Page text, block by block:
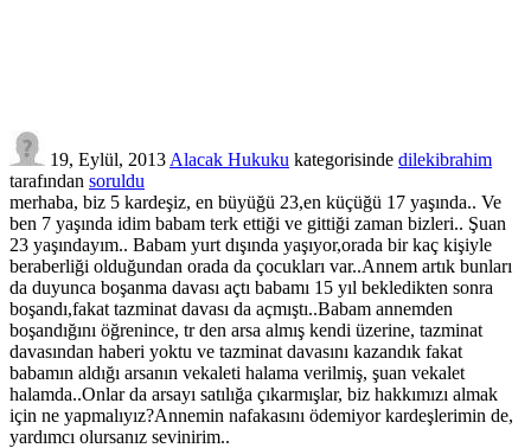
19, Eylül, 2013 Alacak Hukuku kategorisinde dilekibrahim
tarafından soruldu
merhaba, biz 5 kardeşiz, en büyüğü 23,en küçüğü 17 yaşında.. Ve
ben 7 yaşında idim babam terk ettiği ve gittiği zaman bizleri.. Şuan
23 yaşındayım.. Babam yurt dışında yaşıyor,orada bir kaç kişiyle
beraberliği olduğundan orada da çocukları var..Annem artık bunları
da duyunca boşanma davası açtı babamı 15 yıl bekledikten sonra
boşandı,fakat tazminat davası da açmıştı..Babam annemden
boşandığını öğrenince, tr den arsa almış kendi üzerine, tazminat
davasından haberi yoktu ve tazminat davasını kazandık fakat
babamın aldığı arsanın vekaleti halama verilmiş, şuan vekalet
halamda..Onlar da arsayı satılığa çıkarmışlar, biz hakkımızı almak
için ne yapmalıyız?Annemin nafakasını ödemiyor kardeşlerimin de,
yardımcı olursanız sevinirim..